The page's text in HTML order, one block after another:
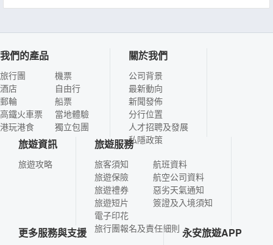
我們的產品
旅行團
酒店
郵輪
高鐵火車票
港玩港食
機票
自由行
船票
當地體驗
獨立包團
關於我們
公司背景
最新動向
新聞發佈
分行位置
人才招聘及發展
私隱政策
旅遊資訊
旅遊攻略
旅遊服務
旅客須知
旅遊保險
旅遊禮券
旅遊短片
電子印花
航班資料
航空公司資料
惡劣天氣通知
簽證及入境須知
旅行團報名及責任細則
更多服務與支援 永安旅遊APP